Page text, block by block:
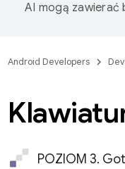
AI mogą zawierać
Android Developers
POZIOM 3.